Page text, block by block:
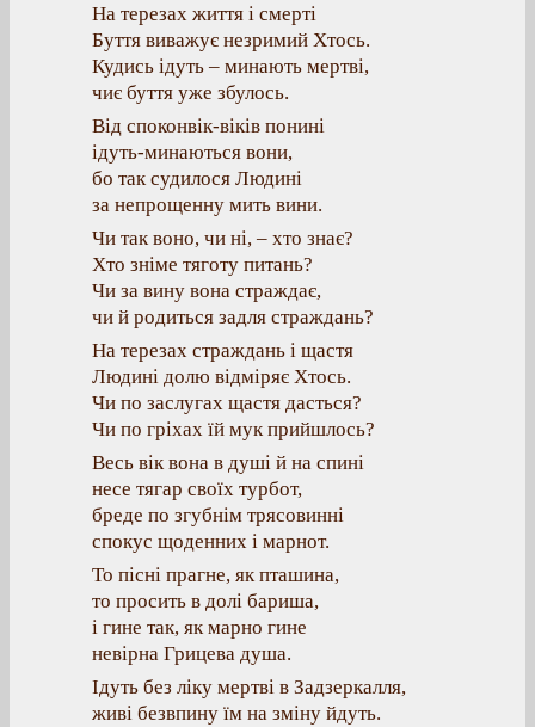
На терезах життя і смерті
Буття виважує незримий Хтось.
Кудись ідуть – минають мертві,
чиє буття уже збулось.
Від споконвік-віків понині
ідуть-минаються вони,
бо так судилося Людині
за непрощенну мить вини.
Чи так воно, чи ні, – хто знає?
Хто зніме тяготу питань?
Чи за вину вона страждає,
чи й родиться задля страждань?
На терезах страждань і щастя
Людині долю відміряє Хтось.
Чи по заслугах щастя дасться?
Чи по гріхах їй мук прийшлось?
Весь вік вона в душі й на спині
несе тягар своїх турбот,
бреде по згубнім трясовинні
спокус щоденних і марнот.
То пісні прагне, як пташина,
то просить в долі бариша,
і гине так, як марно гине
невірна Грицева душа.
Ідуть без ліку мертві в Задзеркалля,
живі безвпину їм на зміну йдуть.